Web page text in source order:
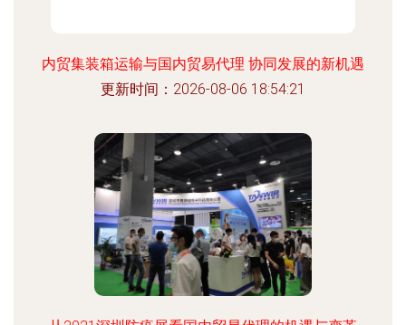
内贸集装箱运输与国内贸易代理 协同发展的新机遇
更新时间：2026-08-06 18:54:21